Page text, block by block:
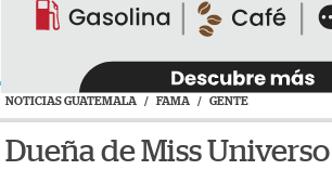
NOTICIAS GUATEMALA / FAMA / GENTE
Dueña de Miss